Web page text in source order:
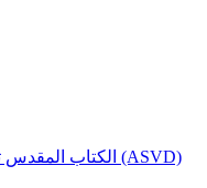
الكتاب المقدس ترجمة فانديك وسميث (ASVD)